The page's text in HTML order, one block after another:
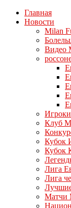
Главная
Новости
Milan
Видео
Клуб
Кубок
Кубок
Лига
Лига
Матчи